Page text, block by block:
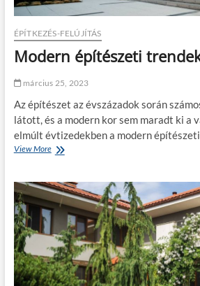
i
n
e
k
v
n
á
s
k
é
g
ÉPÍTKEZÉS-FELÚJÍTÁS
Modern építészeti
március 25, 2023
Az építészet az évszázadok során
látott, és a modern kor sem maradt ki a
elmúlt évtizedekben a modern
View MoreM
e
r
n
p
í
t
é